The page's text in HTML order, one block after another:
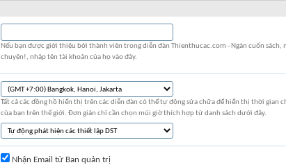
Nếu bạn được giới thiệu bởi thành viên trong diễn đàn Thienthucac.com - Ngàn cuốn sách,
chuyện!, nhập tên tài khoản của họ vào đây.
Tất cả các đồng hồ hiển thị trên các diễn đàn có thể tự động sửa chữa để hiển thị thời gian
của bạn trên thế giới. Đơn giản chỉ cần chọn múi giờ thích hợp từ danh sách dưới đây.
Nhận Email từ Ban quản trị